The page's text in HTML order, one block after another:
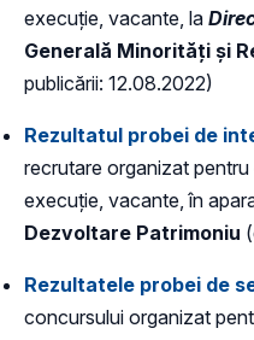
execuție, vacante, la
Generală Minorități și
publicării: 12.08.2022)
Rezultatul probei de
recrutare organizat
execuție, vacante, în
Dezvoltare Patrimoniu
Rezultatele probei de
concursului organizat